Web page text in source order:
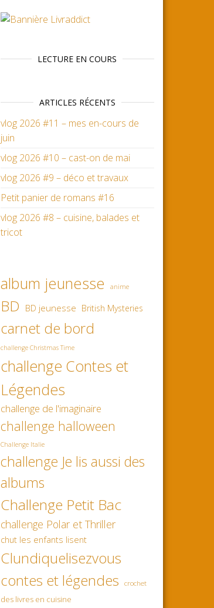
LECTURE EN COURS
ARTICLES RÉCENTS
vlog 2026 #11 – mes en-cours de
juin
vlog 2026 #10 – cast-on de mai
vlog 2026 #9 – déco et travaux
Petit panier de romans #16
vlog 2026 #8 – cuisine, balades et
tricot
album jeunesse anime
BD BD jeunesse British Mysteries
carnet de bord
challenge Christmas Time
challenge Contes et
Légendes
challenge de l'imaginaire
challenge halloween
Challenge Italie
challenge Je lis aussi des
albums
Challenge Petit Bac
challenge Polar et Thriller
chut les enfants lisent
Clundiquelisezvous
contes et légendes
crochet
des livres en cuisine